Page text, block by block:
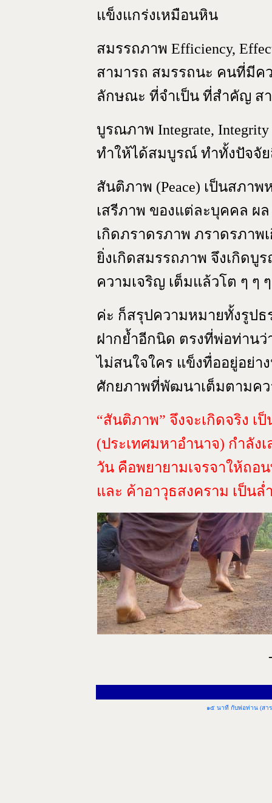
แข็งแกร่งเหมือนหิน
สมรรถภาพ Efficiency,
สามารถ สมรรถนะ คนที่มีค
ลักษณะ ที่จำเป็น ที่สำคัญ ส
บูรณภาพ Integrate,
ทำให้ได้สมบูรณ์ ทำทั้งปัจจั
สันติภาพ (Peace) เป็นสภา
เสรีภาพ ของแต่ละบุคคล ผ
เกิดภราดรภาพ ภราดรภาพ
ยิ่งเกิดสมรรถภาพ จึงเกิดบู
ความเจริญ เต็มแล้วโต ๆ ๆ ๆ
ค่ะ ก็สรุปความหมายทั้งรูปธ
ฝากย้ำอีกนิด ตรงที่พ่อท่านว่
ไม่สนใจใคร แข็งทื่ออยู่อย่า
ศักยภาพที่พัฒนาเต็มตามค
“สันติภาพ” จึงจะเกิดจริง
(ประเทศมหาอำนาจ) กำลัง
วัน คือพยายามเจรจาให้ถอ
และ ค้าอาวุธสงคราม เป็น
๑๕ นาที กับพ่อท่าน (สา